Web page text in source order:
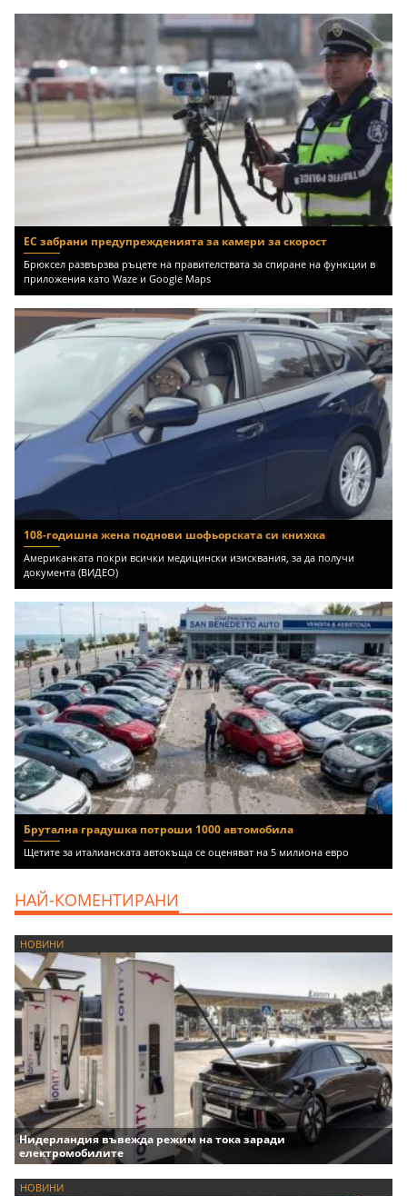
ЕС забрани предупрежденията за камери за скорост
Брюксел развързва ръцете на правителствата за спиране на функции в
приложения като Waze и Google Maps
108-годишна жена поднови шофьорската си книжка
Американката покри всички медицински изисквания, за да получи
документа (ВИДЕО)
Брутална градушка потроши 1000 автомобила
Щетите за италианската автокъща се оценяват на 5 милиона евро
НАЙ-КОМЕНТИРАНИ
НОВИНИ
Нидерландия въвежда режим на тока заради
електромобилите
НОВИНИ